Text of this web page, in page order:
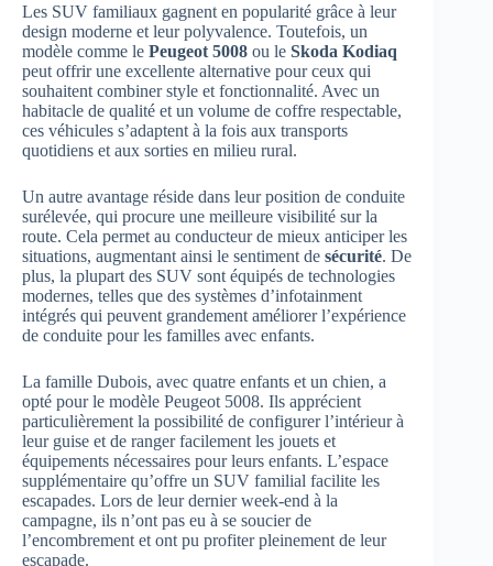
Les SUV familiaux gagnent en popularité grâce à leur
design moderne et leur polyvalence. Toutefois, un
modèle comme le Peugeot 5008 ou le Skoda Kodiaq
peut offrir une excellente alternative pour ceux qui
souhaitent combiner style et fonctionnalité. Avec un
habitacle de qualité et un volume de coffre respectable,
ces véhicules s’adaptent à la fois aux transports
quotidiens et aux sorties en milieu rural.
Un autre avantage réside dans leur position de conduite
surélevée, qui procure une meilleure visibilité sur la
route. Cela permet au conducteur de mieux anticiper les
situations, augmentant ainsi le sentiment de sécurité. De
plus, la plupart des SUV sont équipés de technologies
modernes, telles que des systèmes d’infotainment
intégrés qui peuvent grandement améliorer l’expérience
de conduite pour les familles avec enfants.
La famille Dubois, avec quatre enfants et un chien, a
opté pour le modèle Peugeot 5008. Ils apprécient
particulièrement la possibilité de configurer l’intérieur à
leur guise et de ranger facilement les jouets et
équipements nécessaires pour leurs enfants. L’espace
supplémentaire qu’offre un SUV familial facilite les
escapades. Lors de leur dernier week-end à la
campagne, ils n’ont pas eu à se soucier de
l’encombrement et ont pu profiter pleinement de leur
escapade.